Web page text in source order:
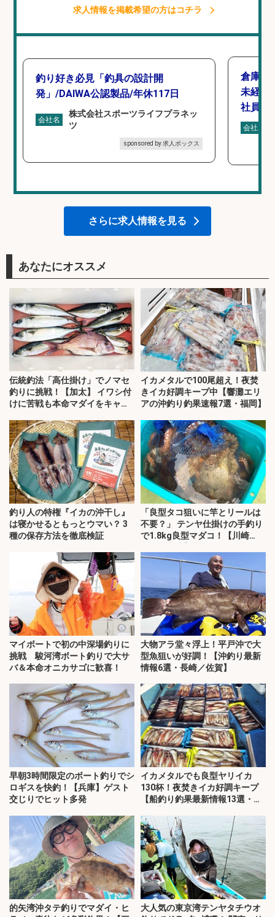
求人情報を掲載希望の方はコチラ
釣り好き必見「釣具の設計開
発」/DAIWA公認製品/年休117日
会社名
株式会社スポーツライフプラネッ
ツ
sponsored by 求人ボックス
倉庫で
未経験
社員登
会社名
さらに求人情報を見る
あなたにオススメ
伝統釣法「高仕掛け」でノマセ
釣りに挑戦！【加太】 イワシ付
けに苦戦も本命マダイをキャッ
イカメタルで100尾超え！夜焚
きイカ好調キープ中【響灘エリ
アの沖釣り釣果速報7選・福岡】
釣り人の特権『イカの沖干し』
は寝かせるともっとウマい？ 3
種の保存方法を徹底検証
「良型タコ狙いに竿とリールは
不要？」 テンヤ仕掛けの手釣り
で1.8kg良型マダコ！【川崎
マイボートで初の中深場釣りに
挑戦 駿河湾ボート釣りで大サ
バ＆本命オニカサゴに歓喜！
大物アラ堂々浮上！平戸沖で大
型魚狙いが好調！【沖釣り最新
情報6選・長崎／佐賀】
早朝3時間限定のボート釣りでシ
ロギスを快釣！【兵庫】ゲスト
交じりでヒット多発
イカメタルでも良型ヤリイカ
130杯！夜焚きイカ好調キープ
【船釣り釣果最新情報13選・玄
的矢湾沖タテ釣りでマダイ・ヒ
大人気の東京湾テンヤタチウオ